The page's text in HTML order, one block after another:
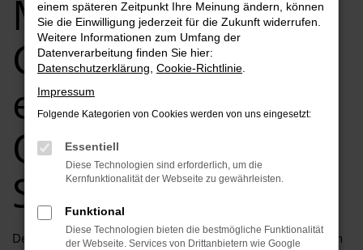
Mothor GmbH in
Gardelegen: Ihre
erste Adresse für
Qualität und
Service
Der ID.7 ist die perfekte Wahl für alle, die in Gardelegen ein
einem späteren Zeitpunkt Ihre Meinung ändern, können
Sie die Einwilligung jederzeit für die Zukunft widerrufen.
Weitere Informationen zum Umfang der
Datenverarbeitung finden Sie hier:
Datenschutzerklärung Cookie-Richtlinie
Impressum
Folgende Kategorien von Cookies werden von uns eingesetzt:
Essentiell
Diese Technologien sind erforderlich, um die
Kernfunktionalität der Webseite zu gewährleisten.
Funktional
Diese Technologien bieten die bestmögliche Funktionalität
der Webseite. Services von Drittanbietern wie Google